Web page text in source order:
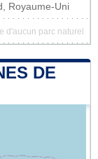
Royaume-Uni
d'aucun parc naturel
DE